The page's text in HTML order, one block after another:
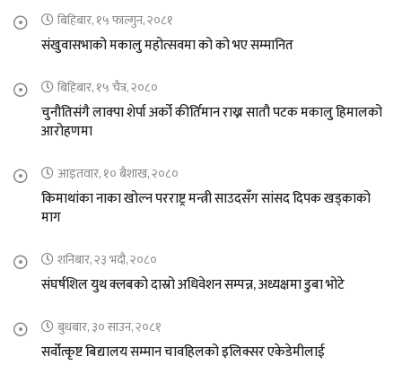
बिहिबार, १५ फाल्गुन, २०८१
संखुवासभाको मकालु महोत्सवमा को को भए सम्मानित
बिहिबार, १५ चैत्र, २०८०
चुनौतिसंगै लाक्पा शेर्पा अर्को कीर्तिमान राख्न सातौ पटक मकालु हिमालको
आरोहणमा
आइतवार, १० बैशाख, २०८०
किमाथांका नाका खोल्न परराष्ट्र मन्त्री साउदसँग सांसद दिपक खड्काको
माग
शनिबार, २३ भदौ, २०८०
संघर्षशिल युथ क्लबको दास्रो अधिवेशन सम्पन्न, अध्यक्षमा डुबा भोटे
बुधबार, ३० साउन, २०८१
सर्वोत्कृष्ट बिद्यालय सम्मान चावहिलको इलिक्सर एकेडेमीलाई